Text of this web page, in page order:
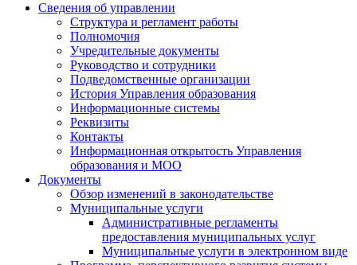
Сведения об управлении
Структура и регламент работы
Полномочия
Учредительные документы
Руководство и сотрудники
Подведомственные организации
История Управления образования
Информационные системы
Реквизиты
Контакты
Информационная открытость Управления
образования и МОО
Документы
Обзор изменений в законодательстве
Муниципальные услуги
Административные регламенты
предоставления муниципальных услуг
Муниципальные услуги в электронном виде